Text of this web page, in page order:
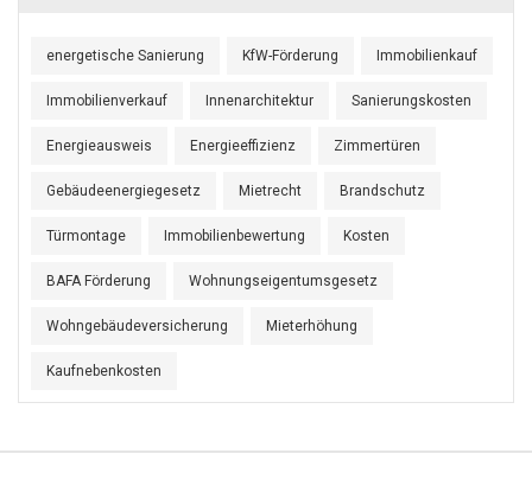
energetische Sanierung KfW-Förderung Immobilienkauf
Immobilienverkauf Innenarchitektur Sanierungskosten
Energieausweis Energieeffizienz Zimmertüren
Gebäudeenergiegesetz Mietrecht Brandschutz
Türmontage Immobilienbewertung Kosten
BAFA Förderung Wohnungseigentumsgesetz
Wohngebäudeversicherung Mieterhöhung
Kaufnebenkosten